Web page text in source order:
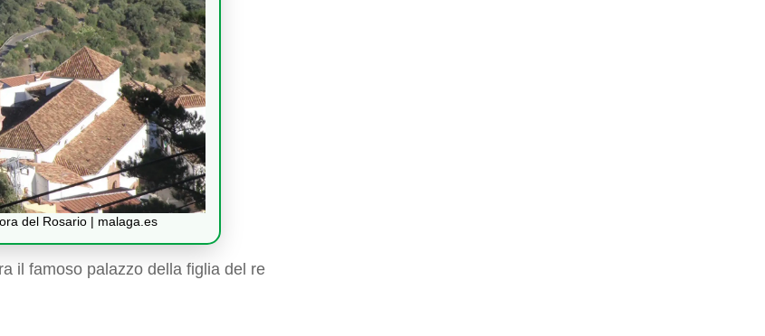
del Rosario | malaga.es
il famoso palazzo della figlia del re